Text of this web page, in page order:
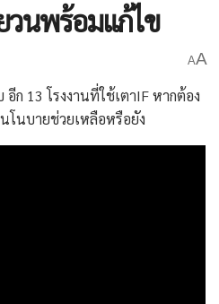
วนพร้อมแก้ไข
AA
ก 13 โรงงานที่ใช้เตาIF หากต้อง
โนบายช่วยเหลือหรือยัง